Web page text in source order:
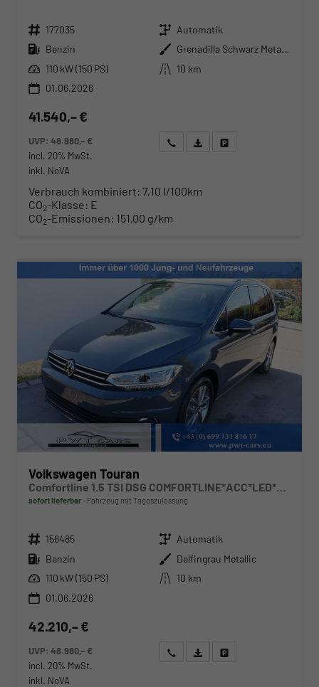
Fahrzeugnr. 177035 Getriebe Automatik
Kraftstoff Benzin Außenfarbe
Grenadilla Schwarz Metallic
Leistung 110 kW (150 PS) Kilometerstand
10 km
01.06.2026
41.540,– €
UVP:48.980,– €
incl. 20% MwSt.
inkl. NoVA
Wir rufen Sie anAngebot drucken (PDF)
Verbrauch kombiniert: 7,10 l/100km
CO2-Klasse: E
CO2-Emissionen: 151,00 g/km
Volkswagen Touran
sofort lieferbar Fahrzeug mit Tageszulassung
Fahrzeugnr. 156485 Getriebe Automatik
Kraftstoff Benzin Außenfarbe Delfingrau Metallic
Leistung 110 kW (150 PS) Kilometerstand
10 km
01.06.2026
42.210,– €
UVP:48.980,– €
incl. 20% MwSt.
inkl. NoVA
Wir rufen Sie anAngebot drucken (PDF)